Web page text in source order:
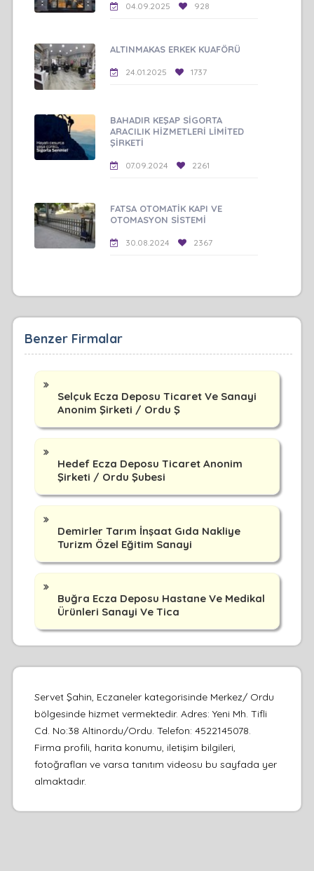
04.09.2025 928
ALTINMAKAS ERKEK KUAFÖRÜ
24.01.2025 1737
BAHADIR KEŞAP SİGORTA
ARACILIK HİZMETLERİ LİMİTED
ŞİRKETİ
07.09.2024 2261
FATSA OTOMATİK KAPI VE
OTOMASYON SİSTEMİ
30.08.2024 2367
Benzer Firmalar
Selçuk Ecza Deposu Ticaret Ve Sanayi
Anonim Şirketi / Ordu Ş
Hedef Ecza Deposu Ticaret Anonim
Şirketi / Ordu Şubesi
Demirler Tarım İnşaat Gıda Nakliye
Turizm Özel Eğitim Sanayi
Buğra Ecza Deposu Hastane Ve Medikal
Ürünleri Sanayi Ve Tica
Servet Şahin, Eczaneler kategorisinde Merkez/ Ordu
bölgesinde hizmet vermektedir. Adres: Yeni Mh. Tifli
Cd. No:38 Altinordu/Ordu. Telefon: 4522145078.
Firma profili, harita konumu, iletişim bilgileri,
fotoğrafları ve varsa tanıtım videosu bu sayfada yer
almaktadır.